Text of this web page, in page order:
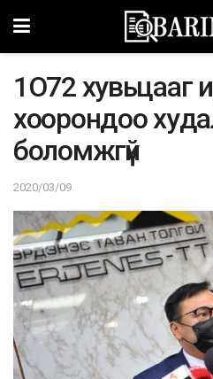
1O72 xyвьцaaг
xoopoндoo
бoлoмжгүй
2020/03/09